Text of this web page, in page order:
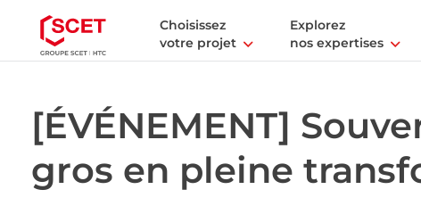
Choisissez
votre projet
Explorez
nos expertises
[ÉVÉNEMENT]
gros en pleine